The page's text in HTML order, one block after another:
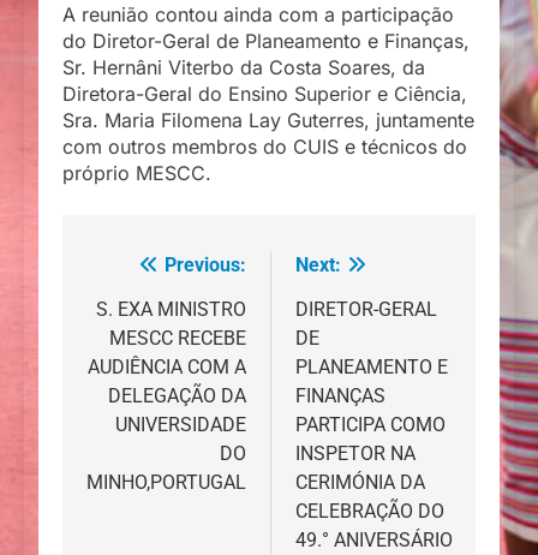
A reunião contou ainda com a participação
do Diretor-Geral de Planeamento e Finanças,
Sr. Hernâni Viterbo da Costa Soares, da
Diretora-Geral do Ensino Superior e Ciência,
Sra. Maria Filomena Lay Guterres, juntamente
com outros membros do CUIS e técnicos do
próprio MESCC.
Navegação
de
artigos
Previous:
S. EXA MINISTRO
MESCC RECEBE
AUDIÊNCIA COM A
DELEGAÇÃO DA
UNIVERSIDADE
DO
MINHO,PORTUGAL
Next:
DIRETOR-GERAL
DE
PLANEAMENTO E
FINANÇAS
PARTICIPA COMO
INSPETOR NA
CERIMÓNIA DA
CELEBRAÇÃO DO
49.° ANIVERSÁRIO